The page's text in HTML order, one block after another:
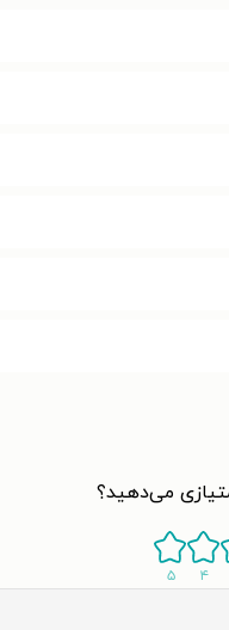
می‌دهید؟
۴ ۵